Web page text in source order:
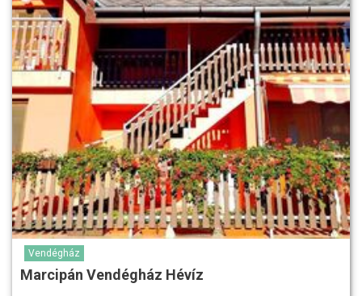
Vendégház
Marcipán Vendégház Hévíz